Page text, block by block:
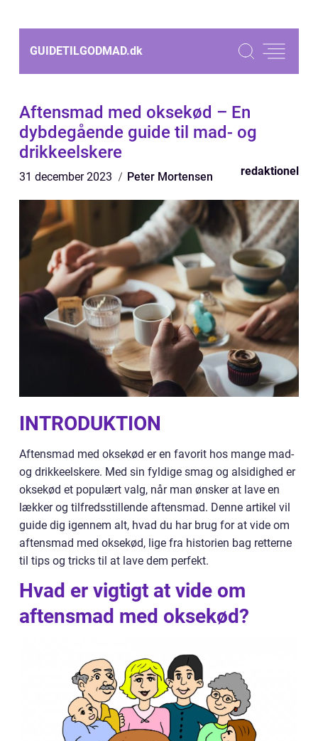
GUIDETILGODMAD.dk
Aftensmad med oksekød – En
dybdegående guide til mad- og
drikkeelskere
31 december 2023 Peter Mortensen redaktionel
INTRODUKTION
Aftensmad med oksekød er en favorit hos mange mad-
og drikkeelskere. Med sin fyldige smag og alsidighed er
oksekød et populært valg, når man ønsker at lave en
lækker og tilfredsstillende aftensmad. Denne artikel vil
guide dig igennem alt, hvad du har brug for at vide om
aftensmad med oksekød, lige fra historien bag retterne
til tips og tricks til at lave dem perfekt.
Hvad er vigtigt at vide om
aftensmad med oksekød?